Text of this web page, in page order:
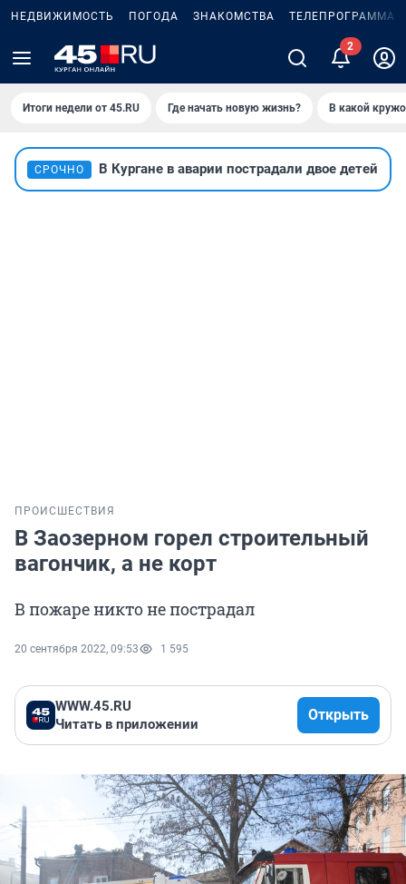
НЕДВИЖИМОСТЬ ПОГОДА ЗНАКОМСТВА ТЕЛЕПРОГРАММА
Итоги недели от 45.RU Где начать новую жизнь? В какой
СРОЧНО В Кургане в аварии пострадали двое детей
ПРОИСШЕСТВИЯ
В Заозерном горел строительный
вагончик, а не корт
В пожаре никто не пострадал
20 сентября 2022, 09:53 1 595
WWW.45.RU
Читать в приложении
Открыть